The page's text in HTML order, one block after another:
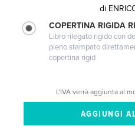
di
COPERTINA RIGIDA
Libro rilegato rigido con
pieno stampato
copertina rigid
L'IVA verrà aggiunta al